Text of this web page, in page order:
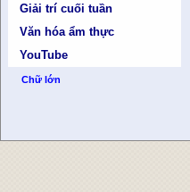
Giải trí cuối tuần
Văn hóa ẩm thực
YouTube
Chữ lớn